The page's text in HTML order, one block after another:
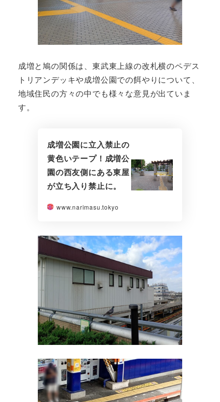
成増と鳩の関係は、東武東上線の改札横のペデス
トリアンデッキや成増公園での餌やりについて、
地域住民の方々の中でも様々な意見が出ていま
す。
成増公園に立入禁止の
黄色いテープ！成増公
園の西友側にある東屋
が立ち入り禁止に。
www.narimasu.tokyo